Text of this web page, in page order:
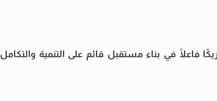
فاعلًا في بناء مستقبل قائم على التنمية والتكامل